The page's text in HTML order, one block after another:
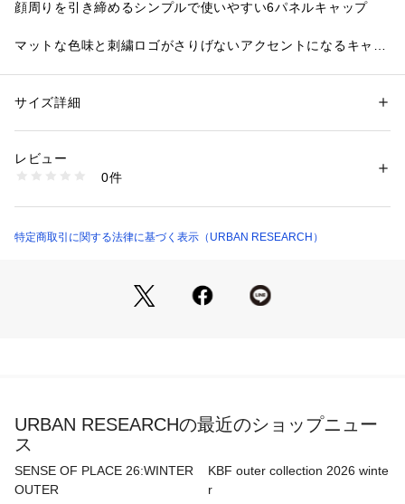
顔周りを引き締めるシンプルで使いやすい6パネルキャップ
マットな色味と刺繍ロゴがさりげないアクセントになるキャッ
疲れにくいです。
するアイテムです。
制作・販売を手がける、言わずと知れたアメリカのアウトドア
世界中のアウトドアメーカーの中で、ファッショニスタの間で
L : 頭周り58～60cm
※上記は、商品付属のメーカータグに記載されたサイズです。
当社サイズガイドに基づき計測した数値につきましては、採寸
性別：メンズ
素材：ナイロン100%
洗濯：-
※詳しい洗濯方法については、商品の品質表示タグをご覧ください
CD26110-1190153 （ショップ）
サイズ詳細
レビュー
0件
特定商取引に関する法律に基づく表示（URBAN RESEARCH）
URBAN RESEARCHの最近のショップニュー
ス
SENSE OF PLACE 26:WINTER
OUTER
KBF outer collection 2026 winte
r